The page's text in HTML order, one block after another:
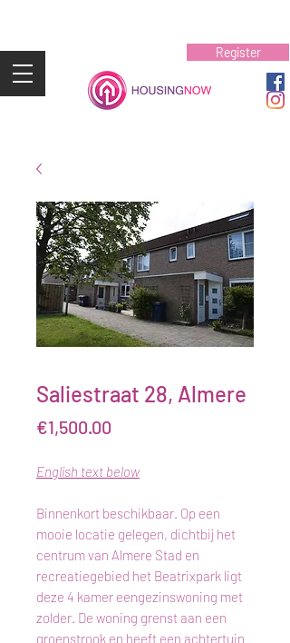
Register
Saliestraat 28, Almere
€1,500.00
English text below
Binnenkort beschikbaar. Op een
mooie locatie gelegen, dichtbij het
centrum van Almere Stad en
recreatiegebied het Beatrixpark ligt
deze 4 kamer eengezinswoning met
zolder. De woning grenst aan een
groenstrook en heeft een achtertuin